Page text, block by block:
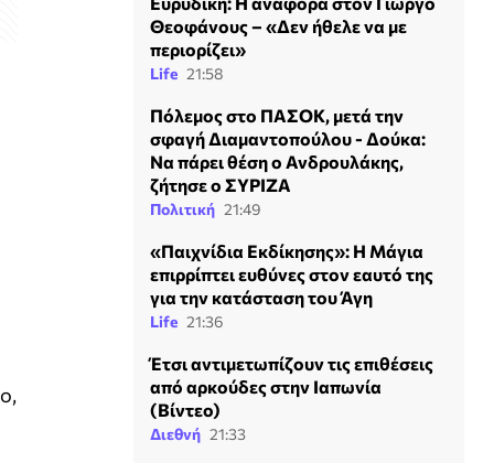
Θεοφάνους – «Δεν ήθελε να με
περιορίζει»
Life 21:58
Πόλεμος στο ΠΑΣΟΚ, μετά την
σφαγή Διαμαντοπούλου - Δούκα:
Να πάρει θέση ο Ανδρουλάκης,
ζήτησε ο ΣΥΡΙΖΑ
Πολιτική 21:49
«Παιχνίδια Εκδίκησης»: Η Μάγια
επιρρίπτει ευθύνες στον εαυτό της
για την κατάσταση του Άγη
Life 21:36
Έτσι αντιμετωπίζουν τις επιθέσεις
από αρκούδες στην Ιαπωνία
(Βίντεο)
Διεθνή 21:33